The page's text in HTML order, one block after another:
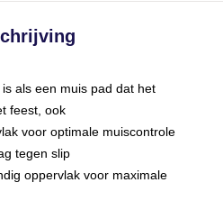
als een muis pad dat het
feest, ook
voor optimale muiscontrole
tegen slip
oppervlak voor maximale